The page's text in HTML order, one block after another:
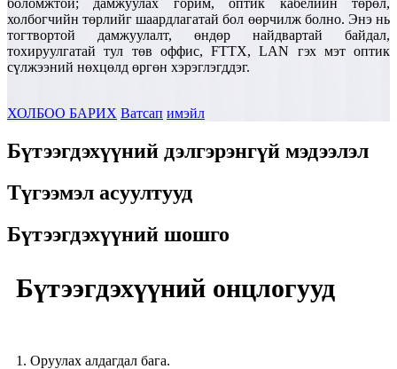
боломжтой; дамжуулах горим, оптик кабелийн төрөл,
холбогчийн төрлийг шаардлагатай бол өөрчилж болно. Энэ нь
тогтвортой дамжуулалт, өндөр найдвартай байдал,
тохируулгатай тул төв оффис, FTTX, LAN гэх мэт оптик
сүлжээний нөхцөлд өргөн хэрэглэгддэг.
ХОЛБОО БАРИХ Ватсап имэйл
Бүтээгдэхүүний дэлгэрэнгүй мэдээлэл
Түгээмэл асуултууд
Бүтээгдэхүүний шошго
Бүтээгдэхүүний онцлогууд
1. Оруулах алдагдал бага.